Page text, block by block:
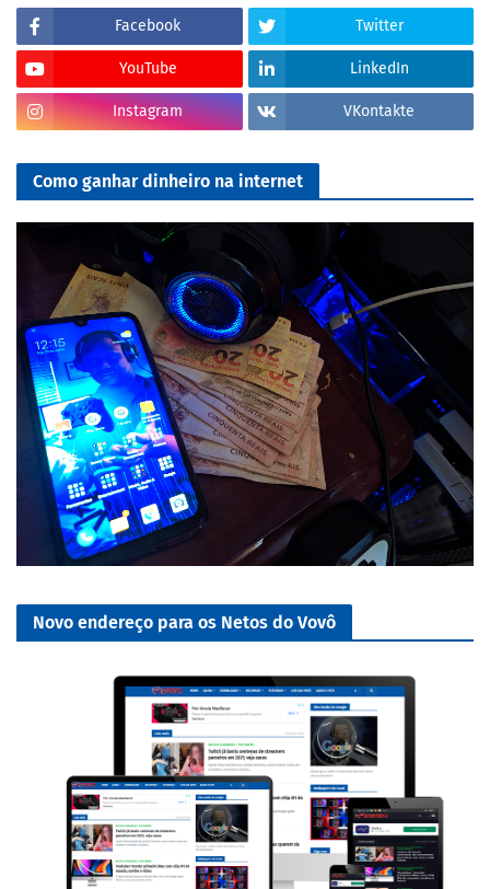
Facebook Twitter
YouTube LinkedIn
Instagram VKontakte
Como ganhar dinheiro na internet
Novo endereço para os Netos do Vovô